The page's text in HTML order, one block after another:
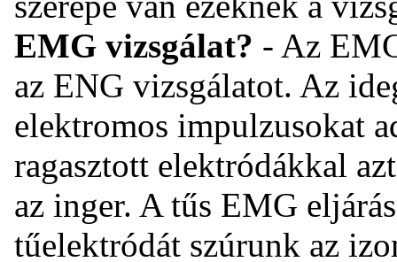
EMG vizsgálat? - Az
az ENG vizsgálatot. Az
elektromos impulzusokat
ragasztott elektródákkal
az inger. A tűs EMG
tűelektródát szúrunk az